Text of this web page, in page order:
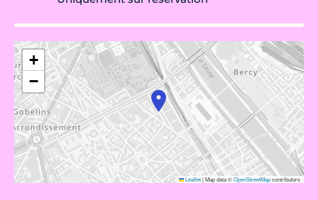
+
−
Leaflet|Map data ©OpenStreetMapcontributors